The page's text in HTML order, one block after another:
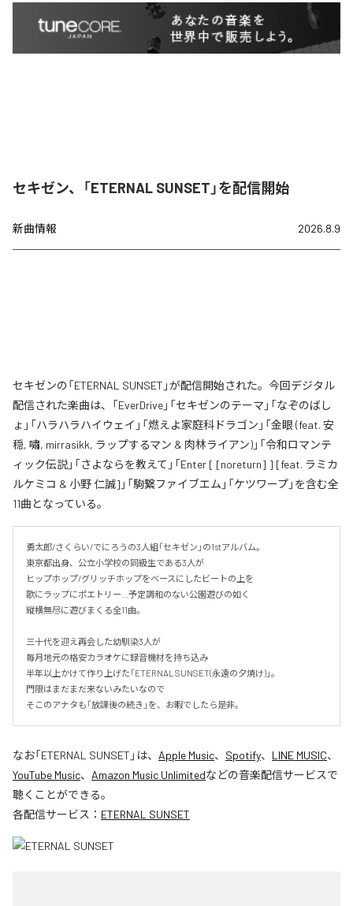
セキゼン、「ETERNAL SUNSET」を配信開始
新曲情報 2026.8.9
セキゼンの「ETERNAL SUNSET」が配信開始された。今回デジタル
配信された楽曲は、「EverDrive」「セキゼンのテーマ」「なぞのばし
ょ」「ハラハラハイウェイ」「燃えよ家庭科ドラゴン」「金眼 (feat. 安
穏, 嘯, mirrasikk, ラップするマン & 肉林ライアン)」「令和ロマンテ
ィック伝説」「さよならを教えて」「Enter [ [noreturn] ] [feat. ラミカ
ルケミコ & 小野 仁誠]」「駒繋ファイブエム」「ケツワープ」を含む全
11曲となっている。
勇太郎/さくらい/でにろうの3人組「セキゼン」の1stアルバム。
東京都出身、公立小学校の同級生である3人が
ヒップホップ/グリッチホップをベースにしたビートの上を
歌にラップにポエトリー…予定調和のない公園遊びの如く
縦横無尽に遊びまくる全11曲。
三十代を迎え再会した幼馴染3人が
毎月地元の格安カラオケに録音機材を持ち込み
半年以上かけて作り上げた「ETERNAL SUNSET(永遠の夕焼け)」。
門限はまだまだ来ないみたいなので
そこのアナタも「放課後の続き」を、お暇でしたら是非。
なお「ETERNAL SUNSET 」は、 Apple Music、 Spotify、 LINE MUSIC、
YouTube Music、 Amazon Music Unlimitedなどの音楽配信サービスで
聴くことができる。
各配信サービス： ETERNAL SUNSET